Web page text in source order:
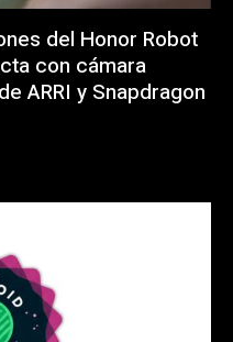
del Honor Robot
con cámara
ARRI y Snapdragon